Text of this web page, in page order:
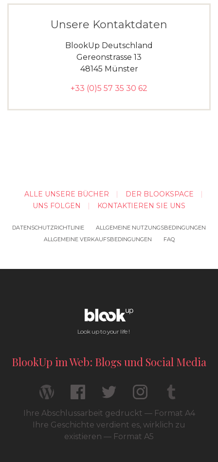
Unsere Kontaktdaten
BlookUp Deutschland
Gereonstrasse 13
48145 Münster
+33 (0)5 57 35 30 62
ALLE UNSERE BÜCHER
DER BLOOKSPACE
UNS FOLGEN
KONTAKTIEREN SIE UNS
DATENSCHUTZRICHTLINIE
ALLGEMEINE NUTZUNGSBEDINGUNGEN
ALLGEMEINE VERKAUFSBEDINGUNGEN
FAQ
Look up to your life !
BlookUp im Web: Blogs und Social Media
Ihre Abschlussarbeit gedruckt — Format A4
Ihre Geschichte verdient es, wirklich zu
existieren — Format A5